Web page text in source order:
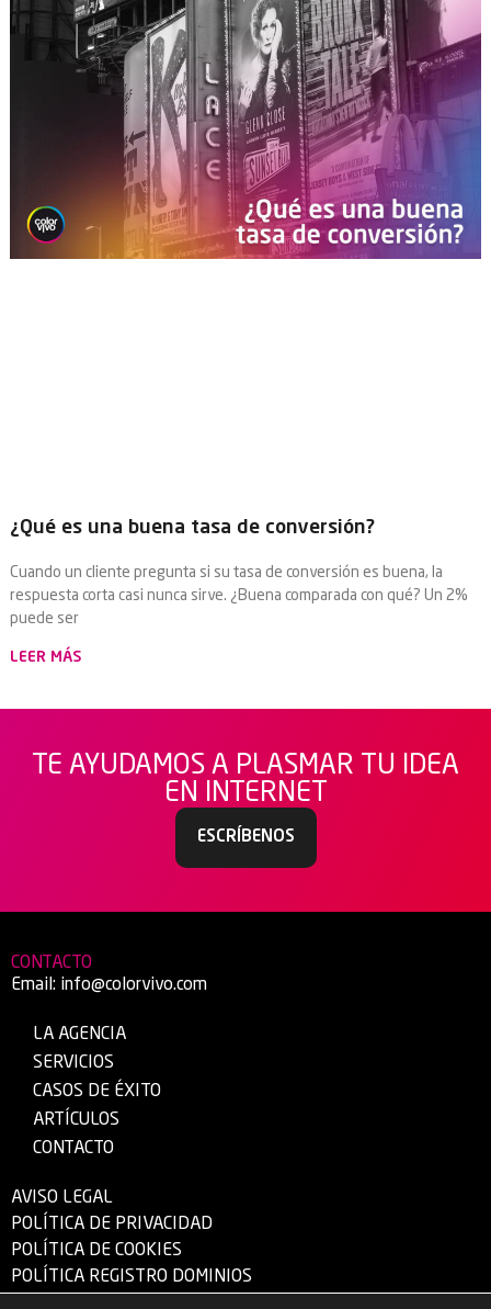
¿Qué es una buena tasa de conversión?
Cuando un cliente pregunta si su tasa de conversión es buena, la
respuesta corta casi nunca sirve. ¿Buena comparada con qué? Un 2%
puede ser
LEER MÁS
TE AYUDAMOS A PLASMAR TU IDEA
EN INTERNET
ESCRÍBENOS
CONTACTO
Email: info@colorvivo.com
LA AGENCIA
SERVICIOS
CASOS DE ÉXITO
ARTÍCULOS
CONTACTO
AVISO LEGAL
POLÍTICA DE PRIVACIDAD
POLÍTICA DE COOKIES
POLÍTICA REGISTRO DOMINIOS